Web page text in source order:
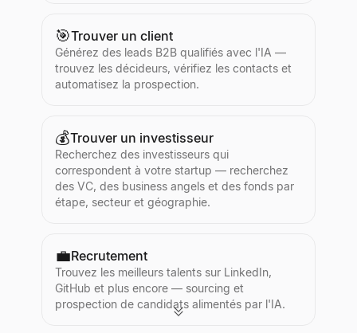
🎯Trouver un client
Générez des leads B2B qualifiés avec l'IA —
trouvez les décideurs, vérifiez les contacts et
automatisez la prospection.
💰Trouver un investisseur
Recherchez des investisseurs qui
correspondent à votre startup — recherchez
des VC, des business angels et des fonds par
étape, secteur et géographie.
💼Recrutement
Trouvez les meilleurs talents sur LinkedIn,
GitHub et plus encore — sourcing et
prospection de candidats alimentés par l'IA.